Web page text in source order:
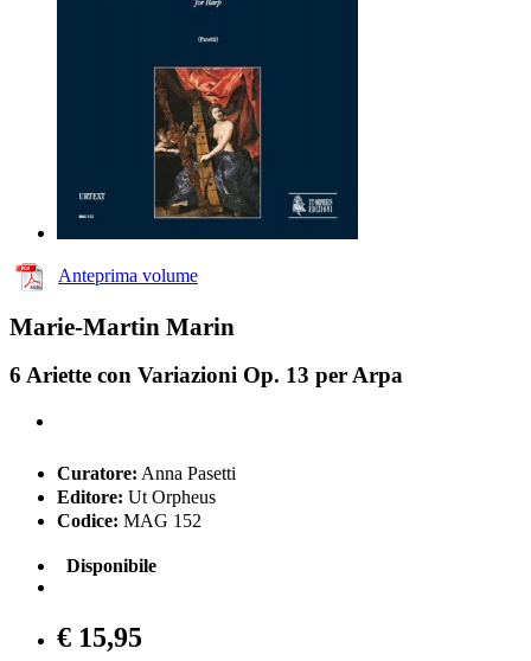
Anteprima volume
Marie-Martin Marin
6 Ariette con Variazioni Op. 13 per Arpa
Curatore: Anna Pasetti
Editore: Ut Orpheus
Codice: MAG 152
Disponibile
€ 15,95